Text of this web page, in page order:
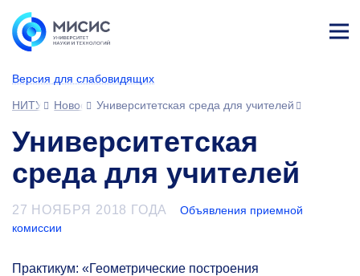
Версия для слабовидящих
ине
НИТУ МИСИС
НовостиУниверситетская среда для учителей
Университетская
среда для учителей
27 НОЯБРЯ 2018 ГОДА
Объявления приемной
комиссии
Практикум: «Геометрические построения